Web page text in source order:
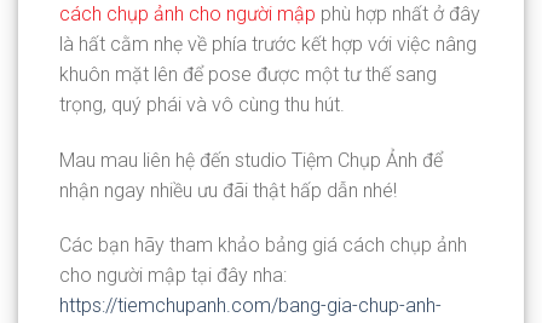
cách chụp ảnh cho người mập phù hợp nhất ở đây
là hất cằm nhẹ về phía trước kết hợp với việc nâng
khuôn mặt lên để pose được một tư thế sang
trọng, quý phái và vô cùng thu hút.
Mau mau liên hệ đến studio Tiệm Chụp Ảnh để
nhận ngay nhiều ưu đãi thật hấp dẫn nhé!
Các bạn hãy tham khảo bảng giá cách chụp ảnh
cho người mập tại đây nha:
https://tiemchupanh.com/bang-gia-chup-anh-